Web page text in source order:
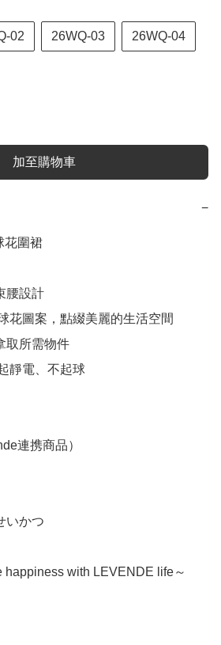
02 26WQ-03 26WQ-04
加至購物車
−
花圍裙
腰設計
花圖案，點綴美麗的生活空間
取所需物件
靜電、不起球
連携商品）
いかつ
happiness with LEVENDE life～